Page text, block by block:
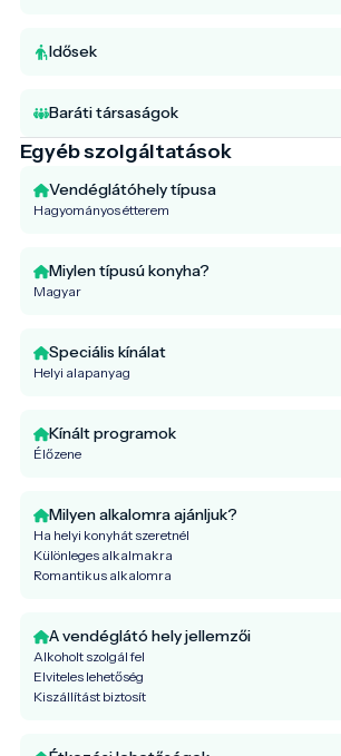
Idősek
Baráti társaságok
Egyéb szolgáltatások
Vendéglátóhely típusa
Hagyományos étterem
Miylen típusú konyha?
Magyar
Speciális kínálat
Helyi alapanyag
Kínált programok
Élőzene
Milyen alkalomra ajánljuk?
Ha helyi konyhát szeretnél
Különleges alkalmakra
Romantikus alkalomra
A vendéglátó hely jellemzői
Alkoholt szolgál fel
Elviteles lehetőség
Kiszállítást biztosít